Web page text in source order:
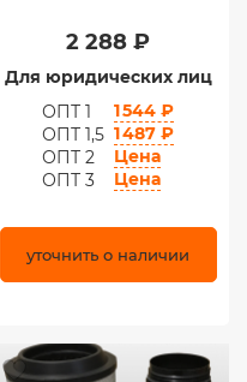
2 288 ₽
Для юридических лиц
ОПТ 1
1 544 ₽
ОПТ 1,5 1 487 ₽
ОПТ 2
Цена
ОПТ 3
Цена
уточнить о наличии